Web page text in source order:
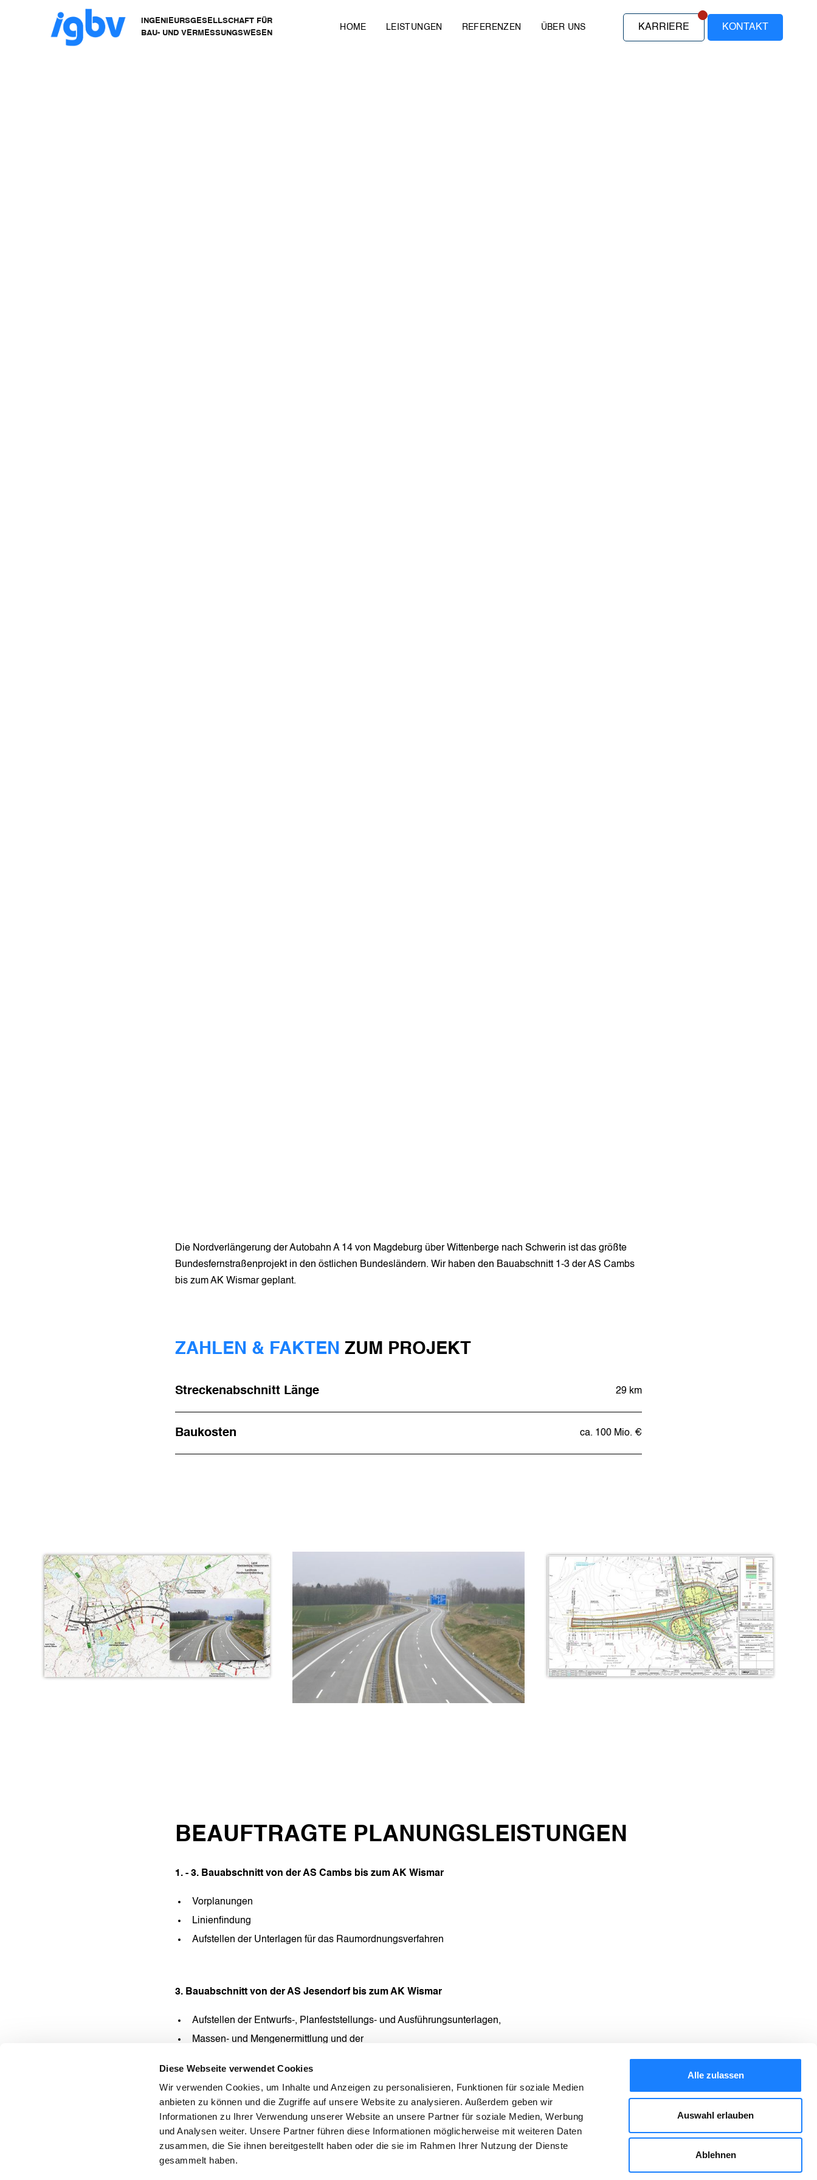
Diese Webseite verwendet Cookies
Wir verwenden Cookies, um Inhalte und Anzeigen zu personalisieren, Funktionen für soziale Medien
anbieten zu können und die Zugriffe auf unsere Website zu analysieren. Außerdem geben wir
Informationen zu Ihrer Verwendung unserer Website an unsere Partner für soziale Medien, Werbung
und Analysen weiter. Unsere Partner führen diese Informationen möglicherweise mit weiteren Daten
zusammen, die Sie ihnen bereitgestellt haben oder die sie im Rahmen Ihrer Nutzung der Dienste
gesammelt haben.
Alle zulassen
Auswahl erlauben
Ablehnen
INGENIEURSGESELLSCHAFT FÜR
BAU- UND VERMESSUNGSWESEN
HOME LEISTUNGEN REFERENZEN ÜBER UNS KARRIERE KONTAKT
Die Nordverlängerung der Autobahn A 14 von Magdeburg über Wittenberge nach Schwerin ist das größte
Bundesfernstraßenprojekt in den östlichen Bundesländern. Wir haben den Bauabschnitt 1-3 der AS Cambs
bis zum AK Wismar geplant.
ZAHLEN & FAKTEN ZUM PROJEKT
Streckenabschnitt Länge 29 km
Baukosten ca. 100 Mio. €
BEAUFTRAGTE PLANUNGSLEISTUNGEN
1. - 3. Bauabschnitt von der AS Cambs bis zum AK Wismar
Vorplanungen
Linienfindung
Aufstellen der Unterlagen für das Raumordnungsverfahren
3. Bauabschnitt von der AS Jesendorf bis zum AK Wismar
Aufstellen der Entwurfs-, Planfeststellungs- und Ausführungsunterlagen,
Massen- und Mengenermittlung und der